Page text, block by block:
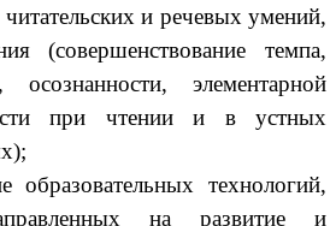
читательских и речевых умений,
(совершенствование темпа,
осознанности, элементарной
при чтении и в устных
образовательных технологий,
на развитие и